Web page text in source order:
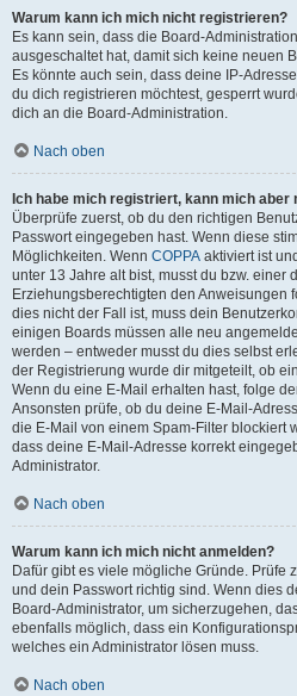
Warum kann ich mich nicht registrieren?
Es kann sein, dass die Board-
ausgeschaltet hat, damit sich keine neuen
Es könnte auch sein, dass deine IP-
du dich registrieren möchtest, gesperrt
dich an die Board-Administration.
Nach oben
Ich habe mich registriert, kann mich aber
Überprüfe zuerst, ob du den richtigen
Passwort eingegeben hast. Wenn diese
Möglichkeiten. Wenn COPPA aktiviert ist
unter 13 Jahre alt bist, musst du bzw. einer
Erziehungsberechtigten den Anweisungen
dies nicht der Fall ist, muss dein
einigen Boards müssen alle neu
werden – entweder musst du dies selbst
der Registrierung wurde dir mitgeteilt, ob
Wenn du eine E-Mail erhalten hast, folge
Ansonsten prüfe, ob du deine E-Mail-
die E-Mail von einem Spam-Filter blockiert
dass deine E-Mail-Adresse korrekt
Administrator.
Nach oben
Warum kann ich mich nicht anmelden?
Dafür gibt es viele mögliche Gründe. Prüfe
und dein Passwort richtig sind. Wenn dies
Board-Administrator, um sicherzugehen,
ebenfalls möglich, dass ein
welches ein Administrator lösen muss.
Nach oben